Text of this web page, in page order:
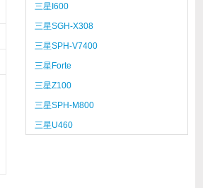
三星I600
三星SGH-X308
三星SPH-V7400
三星Forte
三星Z100
三星SPH-M800
三星U460